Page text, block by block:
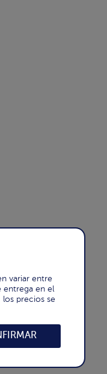
variar entre
entrega en el
los precios se